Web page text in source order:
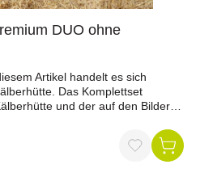
DUO ohne
Artikel handelt es sich
Das Komplettset
und der auf den Bildern
Aufzucht
in Paaren oder Kleingruppendie
Kälber bis zu 150 kgdrei